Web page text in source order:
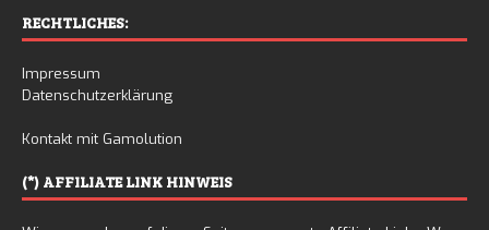
RECHTLICHES:
Impressum
Datenschutzerklärung
Kontakt mit Gamolution
(*) AFFILIATE LINK HINWEIS